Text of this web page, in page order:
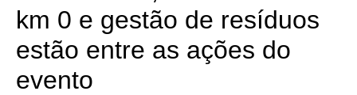
km 0 e gestão de resíduos
estão entre as ações do
evento